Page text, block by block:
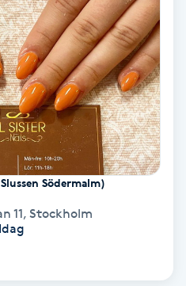
Södermalm)
11, Stockholm